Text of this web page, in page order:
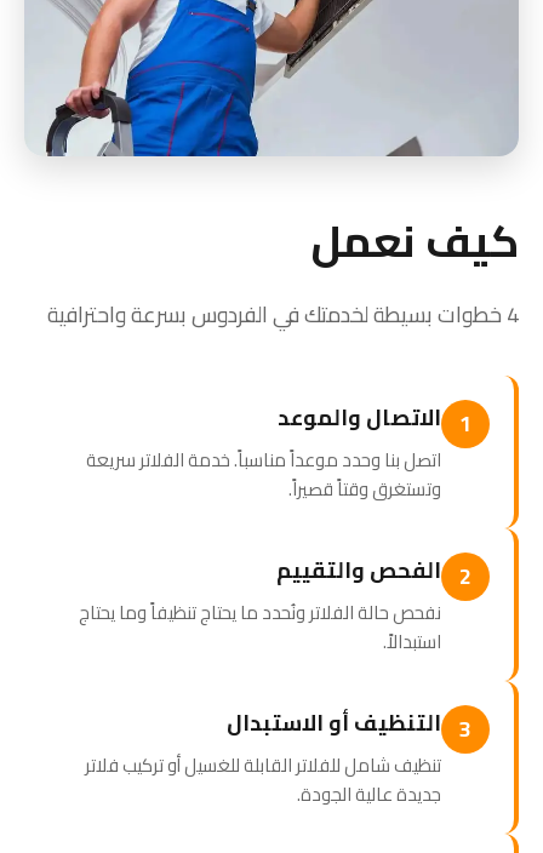
كيف نعمل
4 خطوات بسيطة لخدمتك في الفردوس بسرعة واحترافية
1 الاتصال والموعد
اتصل بنا وحدد موعداً مناسباً. خدمة الفلاتر سريعة
وتستغرق وقتاً قصيراً.
2 الفحص والتقييم
نفحص حالة الفلاتر ونُحدد ما يحتاج تنظيفاً وما يحتاج
استبدالاً.
3 التنظيف أو الاستبدال
تنظيف شامل للفلاتر القابلة للغسيل أو تركيب فلاتر
جديدة عالية الجودة.